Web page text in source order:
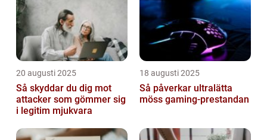
20 augusti 2025
Så skyddar du dig mot
attacker som gömmer sig
i legitim mjukvara
18 augusti 2025
Så påverkar ultralätta
möss gaming-prestandan